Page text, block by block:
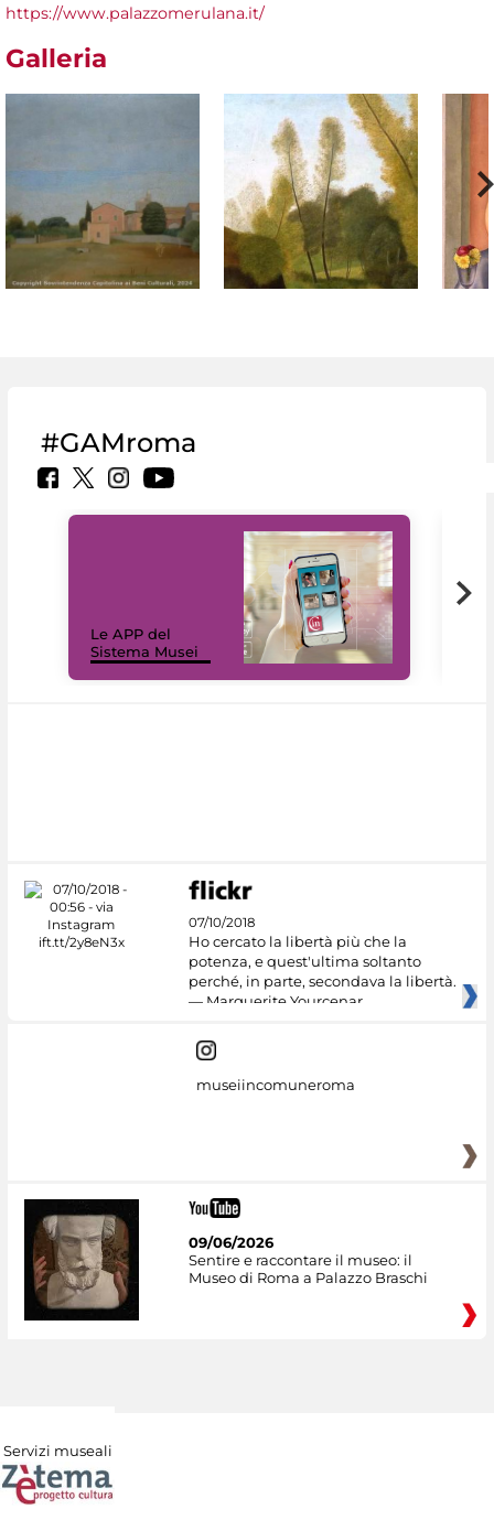
https://www.palazzomerulana.it/
Galleria
#GAMroma
Le APP del
Sistema Musei
07/10/2018
Ho cercato la libertà più che la
potenza, e quest'ultima soltanto
perché, in parte, secondava la libertà.
— Marguerite Yourcenar
museiincomuneroma
09/06/2026
Sentire e raccontare il museo: il
Museo di Roma a Palazzo Braschi
Servizi museali